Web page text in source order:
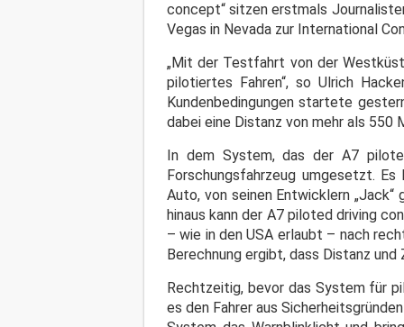
concept“ sitzen erstmals
Vegas in Nevada zur International
„Mit der Testfahrt von der
pilotiertes Fahren“, so Ulrich
Kundenbedingungen startete
dabei eine Distanz von mehr als
In dem System, das der A7
Forschungsfahrzeug umgesetzt.
Auto, von seinen Entwicklern
hinaus kann der A7 piloted driving
– wie in den USA erlaubt – nach
Berechnung ergibt, dass Distanz
Rechtzeitig, bevor das System für
es den Fahrer aus